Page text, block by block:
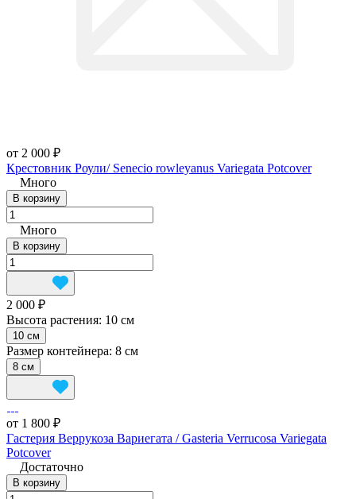
от 2 000 ₽
Крестовник Роули/ Senecio rowleyanus Variegata Potcover
Много
В корзину
Много
В корзину
2 000 ₽
Высота растения: 10 см
10 см
Размер контейнера: 8 см
8 см
от 1 800 ₽
Гастерия Веррукоза Вариегата / Gasteria Verrucosa Variegata
Potcover
Достаточно
В корзину